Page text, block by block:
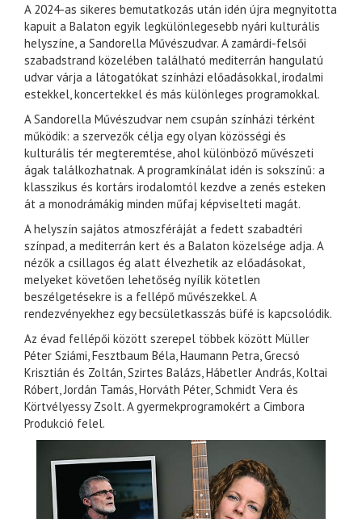
A 2024-as sikeres bemutatkozás után idén újra megnyitotta
kapuit a Balaton egyik legkülönlegesebb nyári kulturális
helyszíne, a Sandorella Művészudvar. A zamárdi-felsői
szabadstrand közelében található mediterrán hangulatú
udvar várja a látogatókat színházi előadásokkal, irodalmi
estekkel, koncertekkel és más különleges programokkal.
A Sandorella Művészudvar nem csupán színházi térként
működik: a szervezők célja egy olyan közösségi és
kulturális tér megteremtése, ahol különböző művészeti
ágak találkozhatnak. A programkínálat idén is sokszínű: a
klasszikus és kortárs irodalomtól kezdve a zenés esteken
át a monodrámákig minden műfaj képviselteti magát.
A helyszín sajátos atmoszféráját a fedett szabadtéri
színpad, a mediterrán kert és a Balaton közelsége adja. A
nézők a csillagos ég alatt élvezhetik az előadásokat,
melyeket követően lehetőség nyílik kötetlen
beszélgetésekre is a fellépő művészekkel. A
rendezvényekhez egy becsületkasszás büfé is kapcsolódik.
Az évad fellépői között szerepel többek között Müller
Péter Sziámi, Fesztbaum Béla, Haumann Petra, Grecsó
Krisztián és Zoltán, Szirtes Balázs, Hábetler András, Koltai
Róbert, Jordán Tamás, Horváth Péter, Schmidt Vera és
Körtvélyessy Zsolt. A gyermekprogramokért a Cimbora
Produkció felel.